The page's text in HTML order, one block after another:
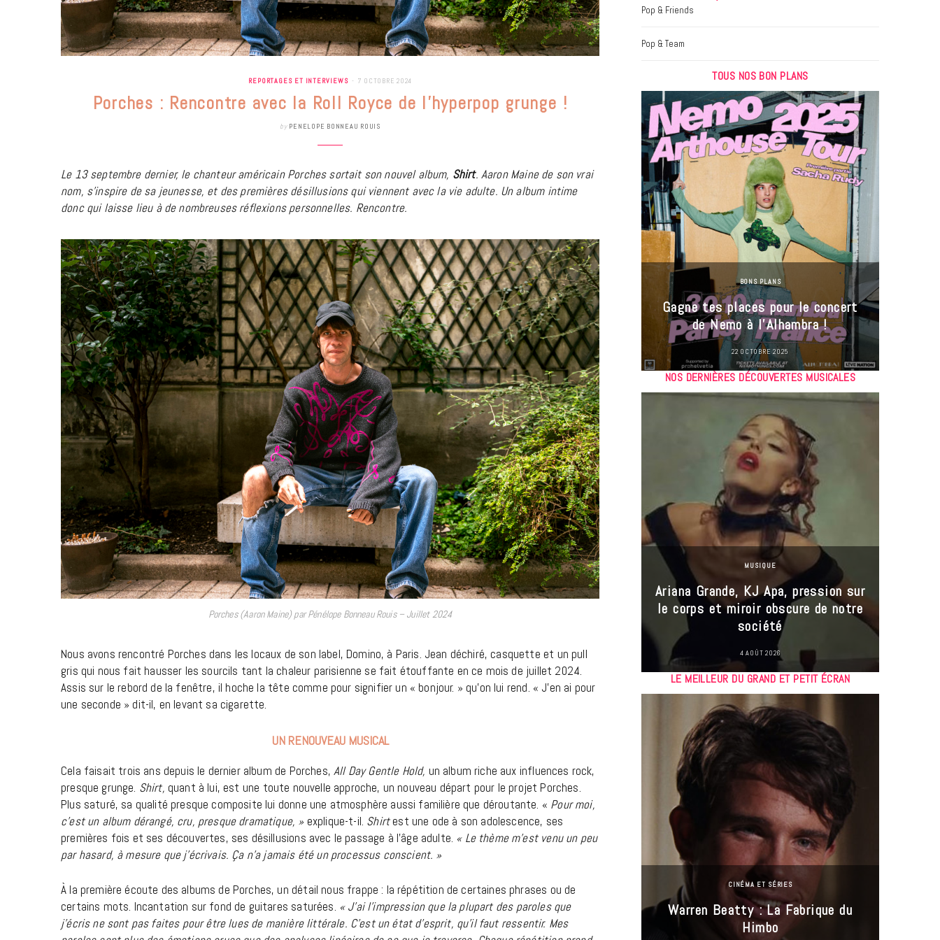
REPORTAGES ET INTERVIEWS 7 OCTOBRE 2024
Porches : Rencontre avec la Roll Royce de l’hyperpop grunge !
by PENELOPE BONNEAU ROUIS
Le 13 septembre dernier, le chanteur américain Porches sortait son nouvel album, Shirt. Aaron Maine de son vrai
nom, s’inspire de sa jeunesse, et des premières désillusions qui viennent avec la vie adulte. Un album intime
donc qui laisse lieu à de nombreuses réflexions personnelles. Rencontre.
Porches (Aaron Maine) par Pénélope Bonneau Rouis – Juillet 2024
Nous avons rencontré Porches dans les locaux de son label, Domino, à Paris. Jean déchiré, casquette et un pull
gris qui nous fait hausser les sourcils tant la chaleur parisienne se fait étouffante en ce mois de juillet 2024.
Assis sur le rebord de la fenêtre, il hoche la tête comme pour signifier un « bonjour. » qu’on lui rend. « J’en ai pour
une seconde » dit-il, en levant sa cigarette.
UN RENOUVEAU MUSICAL
Cela faisait trois ans depuis le dernier album de Porches,All Day Gentle Hold, un album riche aux influences rock,
presque grunge. Shirt, quant à lui, est une toute nouvelle approche, un nouveau départ pour le projet Porches.
Plus saturé, sa qualité presque composite lui donne une atmosphère aussi familière que déroutante. « Pour moi,
c’est un album dérangé, cru, presque dramatique, » explique-t-il. Shirtest une ode à son adolescence, ses
premières fois et ses découvertes, ses désillusions avec le passage à l’âge adulte. « Le thème m’est venu un peu
par hasard, à mesure que j’écrivais. Ça n’a jamais été un processus conscient. »
À la première écoute des albums de Porches, un détail nous frappe : la répétition de certaines phrases ou de
certains mots. Incantation sur fond de guitares saturées. « J’ai l’impression que la plupart des paroles que
j’écris ne sont pas faites pour être lues de manière littérale. C’est un état d’esprit, qu’il faut ressentir. Mes
Pop & Friends
Pop & Team
TOUS NOS BON PLANS
BONS PLANS
Les Eclatantes : une soirée entre
concerts, expos, kart, aéroplume…
à la Cité des Sciences
14 DÉCEMBRE 2022
BONS PLANS
Gagne tes places pour le concert
de Nemo à l’Alhambra !
22 OCTOBRE 2025
NOS DERNIÈRES DÉCOUVERTES MUSICALES
MUSIQUE
Cage The Elephant, l’ivoire du rock
18 JUILLET 2026
MUSIQUE
Ariana Grande, KJ Apa, pression sur
le corps et miroir obscure de notre
société
4 AOÛT 2026
LE MEILLEUR DU GRAND ET PETIT ÉCRAN
CINÉMA ET SÉRIES
Disclosure Day : le retour en grâce
de Steven Spielberg
CINÉMA ET SÉRIES
Warren Beatty : La Fabrique du
Himbo